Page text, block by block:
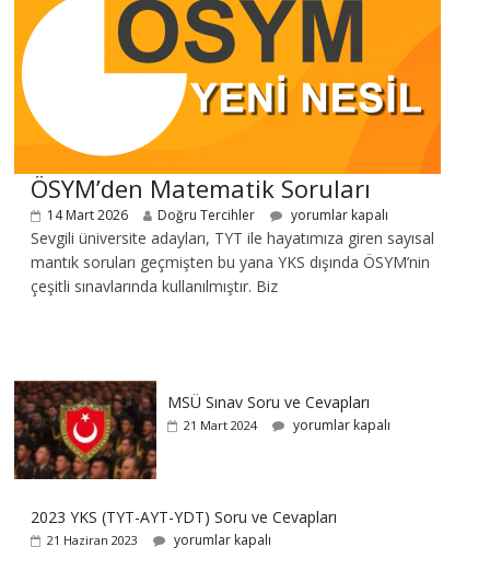
ÖSYM’den Matematik Soruları
14 Mart 2026 Doğru Tercihler yorumlar kapalı
Sevgili üniversite adayları, TYT ile hayatımıza giren sayısal
mantık soruları geçmişten bu yana YKS dışında ÖSYM’nin
çeşitli sınavlarında kullanılmıştır. Biz
MSÜ Sınav Soru ve Cevapları
21 Mart 2024 yorumlar kapalı
2023 YKS (TYT-AYT-YDT) Soru ve Cevapları
21 Haziran 2023 yorumlar kapalı